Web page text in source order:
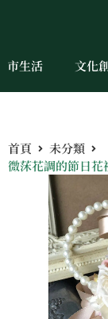
市生活 文化
首頁
未分類
微莯花調的節日